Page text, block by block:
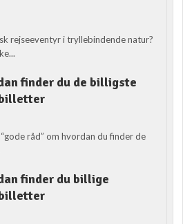
rejseeventyr i tryllebindende natur?
finder du de billigste
råd” om hvordan du finder de
finder du billige